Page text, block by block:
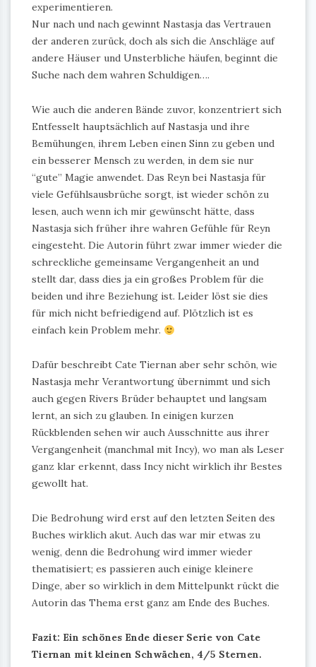
experimentieren.
Nur nach und nach gewinnt Nastasja das Vertrauen
der anderen zurück, doch als sich die Anschläge auf
andere Häuser und Unsterbliche häufen, beginnt die
Suche nach dem wahren Schuldigen….
Wie auch die anderen Bände zuvor, konzentriert sich
Entfesselt hauptsächlich auf Nastasja und ihre
Bemühungen, ihrem Leben einen Sinn zu geben und
ein besserer Mensch zu werden, in dem sie nur
“gute” Magie anwendet. Das Reyn bei Nastasja für
viele Gefühlsausbrüche sorgt, ist wieder schön zu
lesen, auch wenn ich mir gewünscht hätte, dass
Nastasja sich früher ihre wahren Gefühle für Reyn
eingesteht. Die Autorin führt zwar immer wieder die
schreckliche gemeinsame Vergangenheit an und
stellt dar, dass dies ja ein großes Problem für die
beiden und ihre Beziehung ist. Leider löst sie dies
für mich nicht befriedigend auf. Plötzlich ist es
einfach kein Problem mehr.
Dafür beschreibt Cate Tiernan aber sehr schön, wie
Nastasja mehr Verantwortung übernimmt und sich
auch gegen Rivers Brüder behauptet und langsam
lernt, an sich zu glauben. In einigen kurzen
Rückblenden sehen wir auch Ausschnitte aus ihrer
Vergangenheit (manchmal mit Incy), wo man als Leser
ganz klar erkennt, dass Incy nicht wirklich ihr Bestes
gewollt hat.
Die Bedrohung wird erst auf den letzten Seiten des
Buches wirklich akut. Auch das war mir etwas zu
wenig, denn die Bedrohung wird immer wieder
thematisiert; es passieren auch einige kleinere
Dinge, aber so wirklich in dem Mittelpunkt rückt die
Autorin das Thema erst ganz am Ende des Buches.
Fazit: Ein schönes Ende dieser Serie von Cate
Tiernan mit kleinen Schwächen, 4/5 Sternen.